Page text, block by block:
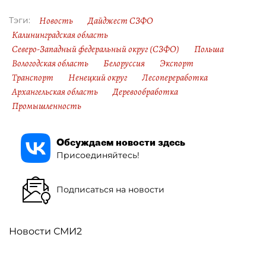
Тэги: Новость
Дайджест СЗФО
Калининградская область
Северо-Западный федеральный округ (СЗФО)
Польша
Вологодская область
Белоруссия
Экспорт
Транспорт
Ненецкий округ
Лесопереработка
Архангельская область
Деревообработка
Промышленность
Обсуждаем новости здесь
Присоединяйтесь!
Подписаться на новости
Новости СМИ2